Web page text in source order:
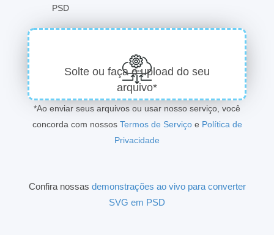
PSD
Solte ou faça o upload do seu
arquivo*
*Ao enviar seus arquivos ou usar nosso serviço, você
concorda com nossos Termos de Serviçoe Política de
Privacidade
Confira nossas demonstrações ao vivo para converter
SVG em PSD